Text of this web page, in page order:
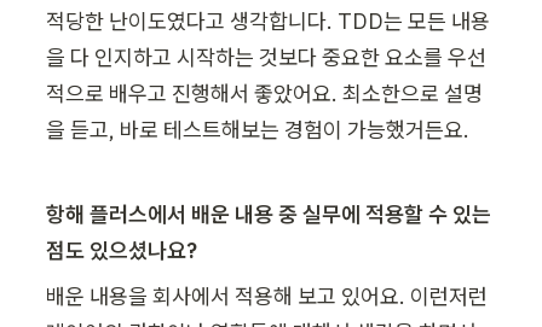
적당한 난이도였다고 생각합니다. TDD는 모든 내용
을 다 인지하고 시작하는 것보다 중요한 요소를 우선
적으로 배우고 진행해서 좋았어요. 최소한으로 설명
을 듣고, 바로 테스트해보는 경험이 가능했거든요.
항해 플러스에서 배운 내용 중 실무에 적용할 수 있는
점도 있으셨나요?
배운 내용을 회사에서 적용해 보고 있어요. 이런저런